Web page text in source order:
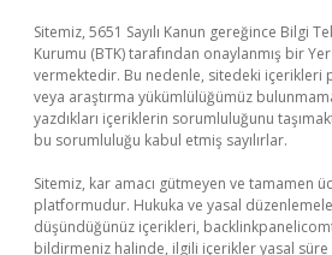
Sitemiz, 5651 Sayılı Kanun gereğince Bilgi
Kurumu (BTK) tarafından onaylanmış bir
vermektedir. Bu nedenle, sitedeki içerikleri
veya araştırma yükümlülüğümüz
yazdıkları içeriklerin sorumluluğunu
bu sorumluluğu kabul etmiş sayılırlar.
Sitemiz, kar amacı gütmeyen ve tamamen
platformudur. Hukuka ve yasal
düşündüğünüz içerikleri,
bildirmeniz halinde, ilgili içerikler yasal